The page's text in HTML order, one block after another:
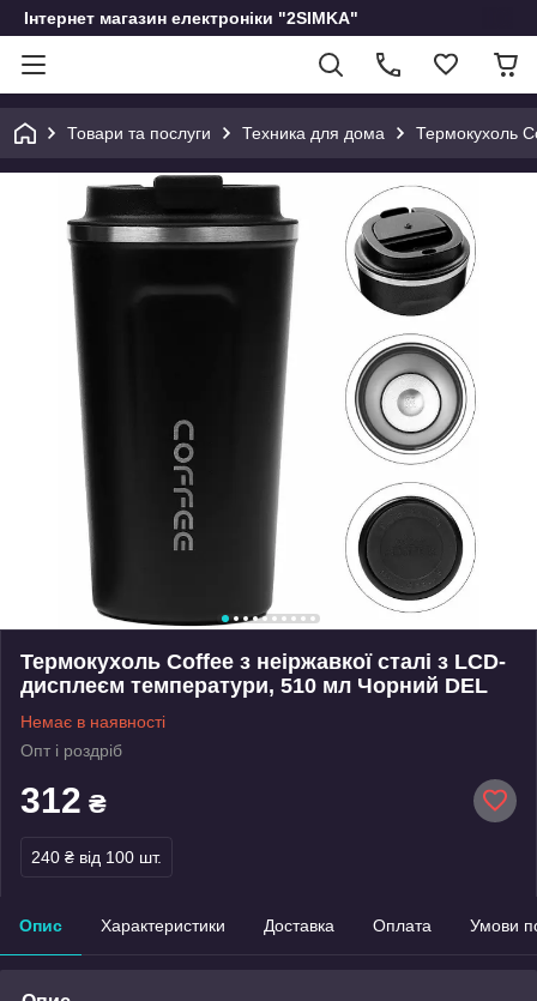
Інтернет магазин електроніки "2SIMKA"
Товари та послуги Техника для дома Термокухоль
Термокухоль Coffee з неіржавкої сталі з LCD-
дисплеєм температури, 510 мл Чорний DEL
Немає в наявності
Опт і роздріб
312 ₴
240 ₴ від 100 шт.
Опис Характеристики Доставка Оплата Умови